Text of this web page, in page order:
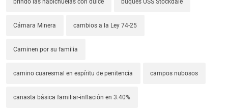
brindó las habichuelas con dulce buques USS Stockdale
Cámara Minera cambios a la Ley 74-25
Caminen por su familia
camino cuaresmal en espíritu de penitencia campos nubosos
canasta básica familiar-inflación en 3.40%